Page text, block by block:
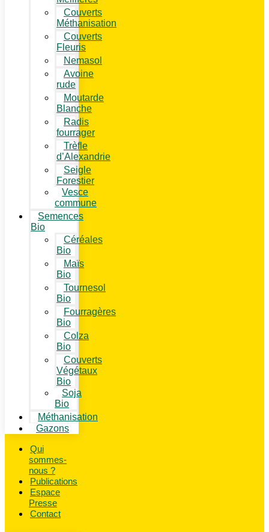
Couverts
Méthanisation
Couverts
Fleuris
Nemasol
Avoine
rude
Moutarde
Blanche
Radis
fourrager
Trèfle
d’Alexandrie
Seigle
Forestier
Vesce
commune
Semences
Bio
Céréales
Bio
Maïs
Bio
Tournesol
Bio
Fourragères
Bio
Colza
Bio
Couverts
Végétaux
Bio
Soja
Bio
Méthanisation
Gazons
Qui
sommes-
nous ?
Publications
Espace
Presse
Contact